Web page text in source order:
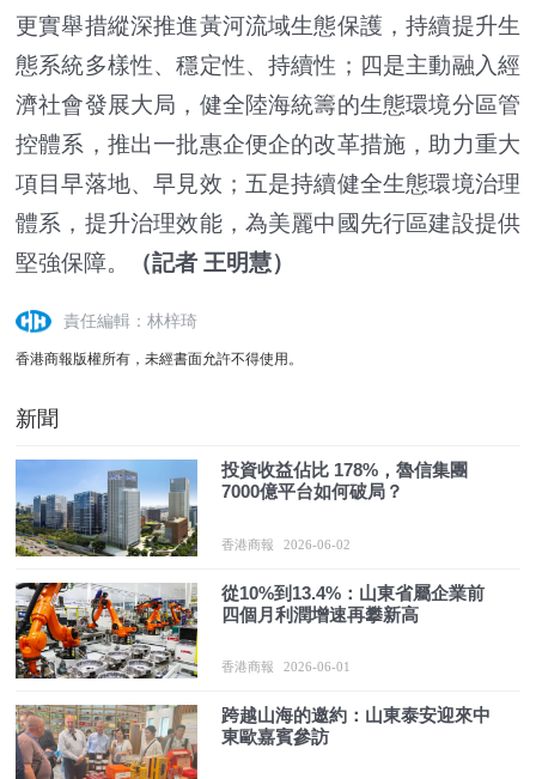
更實舉措縱深推進黃河流域生態保護，持續提升生
態系統多樣性、穩定性、持續性；四是主動融入經
濟社會發展大局，健全陸海統籌的生態環境分區管
控體系，推出一批惠企便企的改革措施，助力重大
項目早落地、早見效；五是持續健全生態環境治理
體系，提升治理效能，為美麗中國先行區建設提供
堅強保障。
（記者 王明慧）
責任編輯：林梓琦
香港商報版權所有，未經書面允許不得使用。
新聞
投資收益佔比 178%，魯信集團
7000億平台如何破局？
香港商報 2026-06-02
從10%到13.4%：山東省屬企業前
四個月利潤增速再攀新高
香港商報 2026-06-01
跨越山海的邀約：山東泰安迎來中
東歐嘉賓參訪